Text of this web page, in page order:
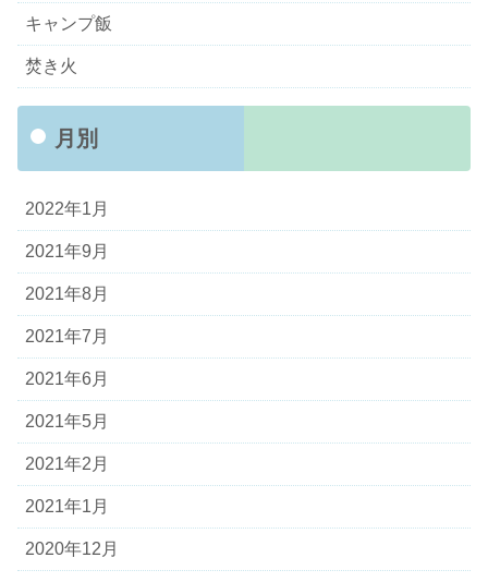
キャンプ飯
焚き火
月別
2022年1月
2021年9月
2021年8月
2021年7月
2021年6月
2021年5月
2021年2月
2021年1月
2020年12月